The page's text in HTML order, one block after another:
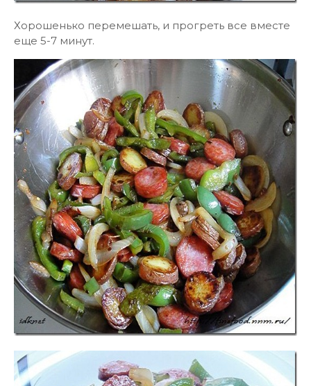
Хорошенько перемешать, и прогреть все вместе
еще 5-7 минут.